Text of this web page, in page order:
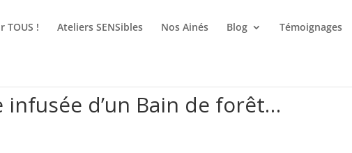
TOUS ! Ateliers SENSibles Nos Ainés Blog Témoignages
d’un Bain de forêt…